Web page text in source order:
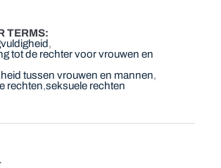
TERMS
tot de rechter voor vrouwen en
tussen vrouwen en mannen
rechten seksuele rechten